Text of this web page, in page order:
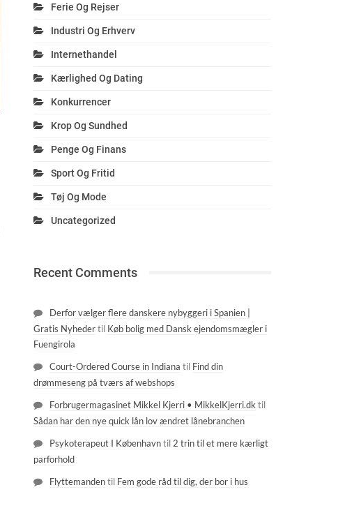
Ferie Og Rejser
Industri Og Erhverv
Internethandel
Kærlighed Og Dating
Konkurrencer
Krop Og Sundhed
Penge Og Finans
Sport Og Fritid
Tøj Og Mode
Uncategorized
Recent Comments
Derfor vælger flere danskere nybyggeri i Spanien |
Gratis Nyhedertil Køb bolig med Dansk ejendomsmægler i
Fuengirola
Court-Ordered Course in Indiana til Find din
drømmeseng på tværs af webshops
Forbrugermagasinet Mikkel Kjerri • MikkelKjerri.dktil
Sådan har den nye quick lån lov ændret lånebranchen
Psykoterapeut I Københavntil2 trin til et mere kærligt
parforhold
Flyttemandentil Fem gode råd til dig, der bor i hus